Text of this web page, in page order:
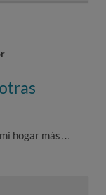
hogar más
todo de